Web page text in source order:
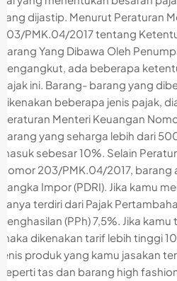
yang dijastip. Menurut Peraturan
203/PMK.04/2017 tentang
Barang Yang Dibawa Oleh
Pengangkut, ada beberapa
pajak ini. Barang- barang yang
dikenakan beberapa jenis pajak,
Peraturan Menteri Keuangan
barang yang seharga lebih dari
masuk sebesar 10%. Selain
Nomor 203/PMK.04/2017, barang
Rangka Impor (PDRI). Jika kamu
hanya terdiri dari Pajak
Penghasilan (PPh) 7,5%. Jika
maka dikenakan tarif lebih tinggi
jenis produk yang kamu jasakan
seperti tas dan barang high